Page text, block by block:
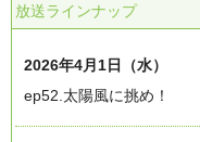
放送ラインナップ
2026年4月1日（水）
ep52.太陽風に挑め！